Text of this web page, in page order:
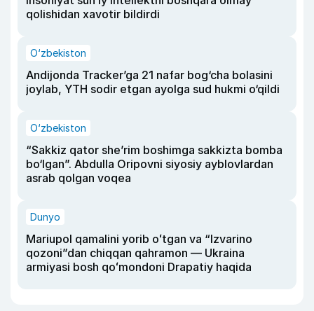
qolishidan xavotir bildirdi
O‘zbekiston
Andijonda Tracker’ga 21 nafar bog‘cha bolasini
joylab, YTH sodir etgan ayolga sud hukmi o‘qildi
O‘zbekiston
“Sakkiz qator she’rim boshimga sakkizta bomba
bo‘lgan”. Abdulla Oripovni siyosiy ayblovlardan
asrab qolgan voqea
Dunyo
Mariupol qamalini yorib oʻtgan va “Izvarino
qozoni”dan chiqqan qahramon — Ukraina
armiyasi bosh qoʻmondoni Drapatiy haqida